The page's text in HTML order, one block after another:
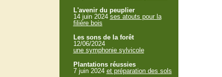
L'avenir du peuplier
14 juin 2024 ses atouts pour la
filière bois
Les sons de la forêt
12/06/2024
une symphonie sylvicole
Plantations réussies
7 juin 2024 et préparation des sols